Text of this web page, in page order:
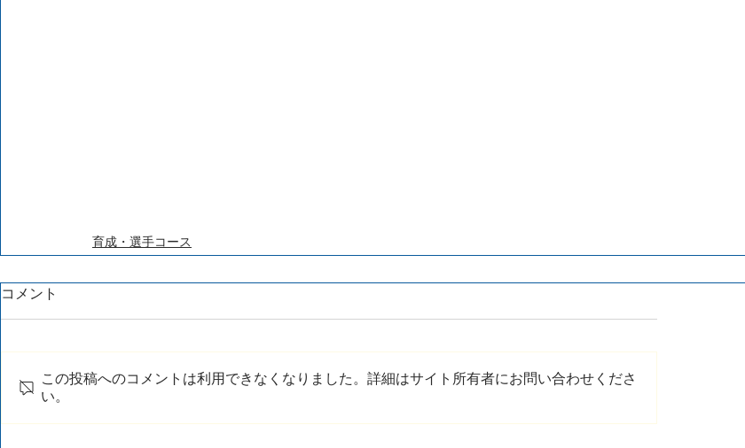
育成・選手コース
コメント
この投稿へのコメントは利用できなくなりました。詳細はサイト所有者にお問い合わせくださ
い。